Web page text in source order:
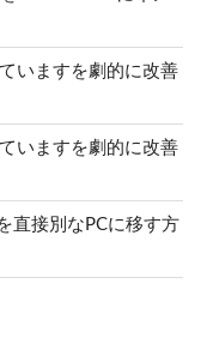
いますを劇的に改善
いますを劇的に改善
直接別なPCに移す方